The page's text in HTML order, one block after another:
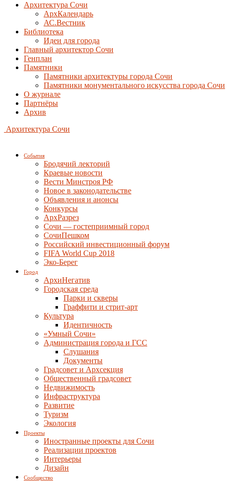
Архитектура Сочи
АрхКалендарь
АС.Вестник
Библиотека
Идеи для города
Главный архитектор Сочи
Генплан
Памятники
Памятники архитектуры города Сочи
Памятники монументального искусства города Сочи
О журнале
Партнёры
Архив
Архитектура Сочи
События
Бродячий лекторий
Краевые новости
Вести Минстроя РФ
Новое в законодательстве
Объявления и анонсы
Конкурсы
АрхРазрез
Сочи — гостеприимный город
СочиПешком
Российский инвестиционный форум
FIFA World Cup 2018
Эко-Берег
Город
АрхиНегатив
Городская среда
Парки и скверы
Граффити и стрит-арт
Культура
Идентичность
«Умный Сочи»
Администрация города и ГСС
Слушания
Документы
Градсовет и Архсекция
Общественный градсовет
Недвижимость
Инфраструктура
Развитие
Туризм
Экология
Проекты
Иностранные проекты для Сочи
Реализации проектов
Интерьеры
Дизайн
Сообщество